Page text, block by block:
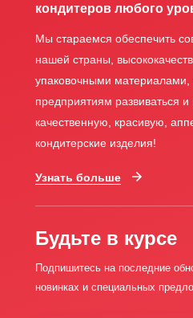
кондитеров любого
Мы стараемся обеспечить
нашей страны,
упаковочными материалами,
предприятиям развиваться
качественную, красивую,
кондитерские изделия!
Узнать больше
Будьте в курсе
Подпишитесь на последние
новинках и специальных